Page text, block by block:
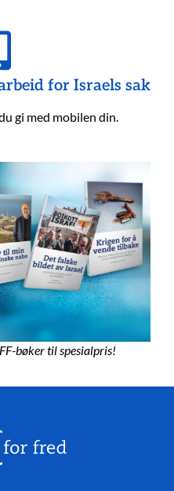
for Israels sak
gi med mobilen din.
bøker til spesialpris!